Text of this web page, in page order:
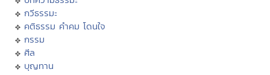
กวีธรรมะ
คติธรรม คำคม โดนใจ
กรรม
ศีล
บุญทาน